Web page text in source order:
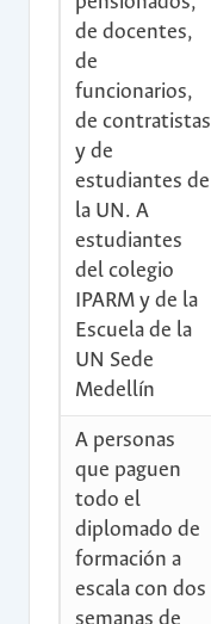
de docentes,
de
funcionarios,
de contratistas
y de
estudiantes de
la UN. A
estudiantes
del colegio
IPARM y de la
Escuela de la
UN Sede
Medellín
A personas
que paguen
todo el
diplomado de
formación a
escala con dos